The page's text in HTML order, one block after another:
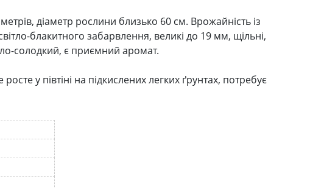
діаметр рослини близько 60 см. Врожайність із
блакитного забарвлення, великі до 19 мм, щільні,
солодкий, є приємний аромат.
у півтіні на підкислених легких ґрунтах, потребує